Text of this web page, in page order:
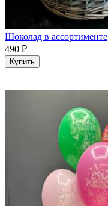
Шоколад в ассортименте
490 ₽
Купить